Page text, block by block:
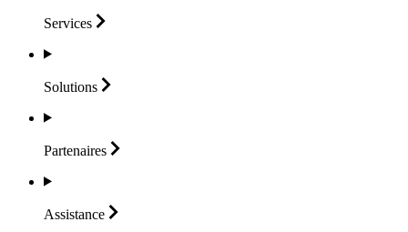
Services
Solutions
Partenaires
Assistance